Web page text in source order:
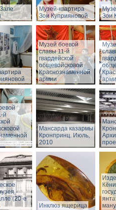
Музей-квартира
Зои Куприяновой
Зои
Музей боевой
славы 11-й
гвардейской
общевойсковой
Краснознаменной
армии
й
Мансарда казармы
Кронпринц. Июль,
2010
-
(20-е
Инклюз ящерица